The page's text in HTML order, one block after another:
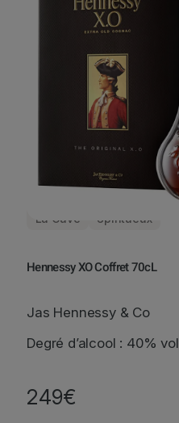
La Cave Spiritueux
Hennessy XO Coffret 70cL
Jas Hennessy & Co
Degré d’alcool : 40% vol
249€